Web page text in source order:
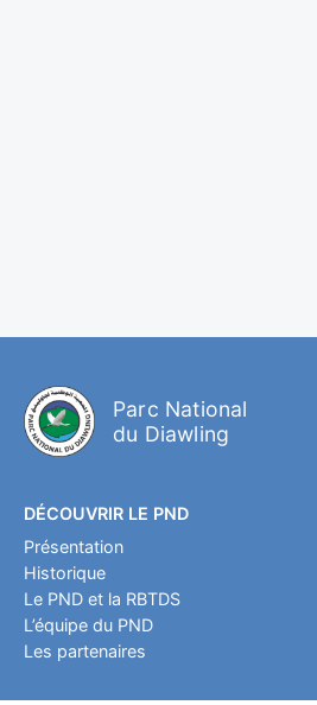
Parc National
du Diawling
DÉCOUVRIR LE PND
Présentation
Historique
Le PND et la RBTDS
L’équipe du PND
Les partenaires